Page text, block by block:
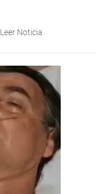
Leer Noticia